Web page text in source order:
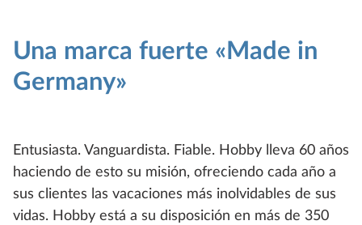
Una marca fuerte «Made in
Germany»
Entusiasta. Vanguardista. Fiable. Hobby lleva 60 años
haciendo de esto su misión, ofreciendo cada año a
sus clientes las vacaciones más inolvidables de sus
vidas. Hobby está a su disposición en más de 350